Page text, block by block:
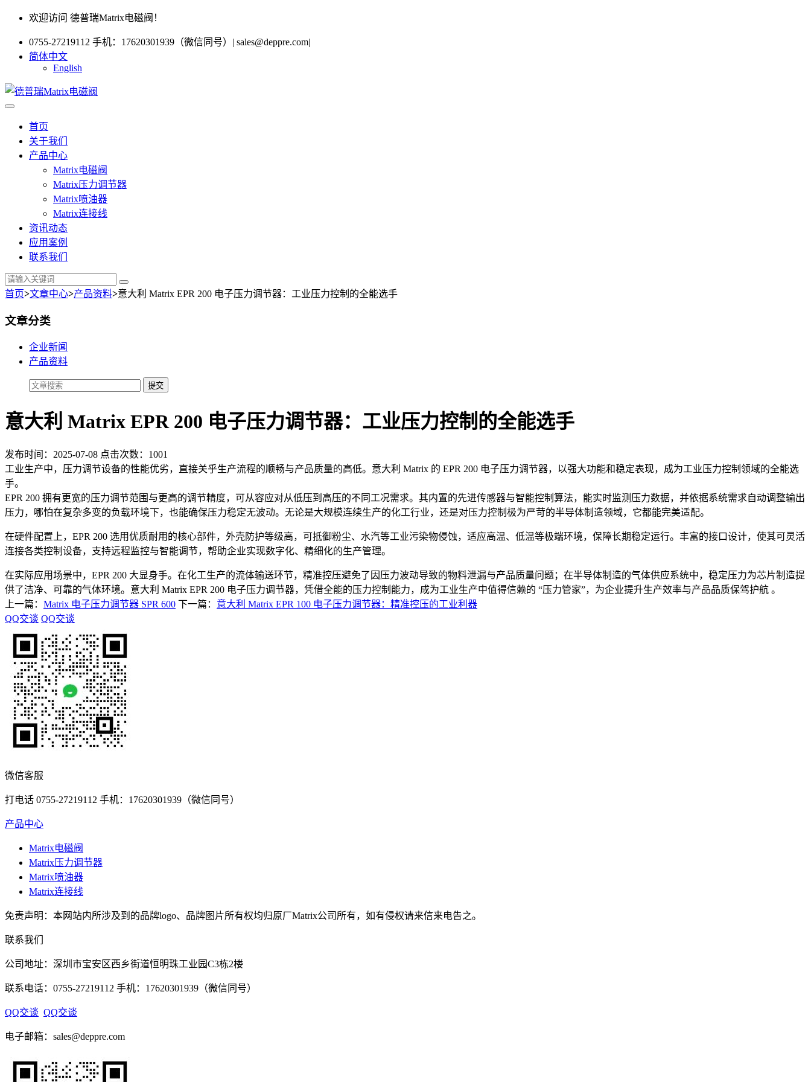
欢迎访问 德普瑞Matrix电磁阀！
0755-27219112 手机：17620301939（微信同号） | sales@deppre.com|
简体中文
English
首页
关于我们
产品中心
Matrix电磁阀
Matrix压力调节器
Matrix喷油器
Matrix连接线
资讯动态
应用案例
联系我们
首页>文章中心>产品资料>意大利 Matrix EPR 200 电子压力调节器：工业压力控制的全能选手
文章分类
企业新闻
产品资料
意大利 Matrix EPR 200 电子压力调节器：工业压力控制的全能选手
发布时间：2025-07-08 点击次数：1001
工业生产中，压力调节设备的性能优劣，直接关乎生产流程的顺畅与产品质量的高低。意大利 Matrix 的 EPR 200 电子压力调节器，以强大功能和稳定表现，成为工业压力控制领域的全能选
手。
EPR 200 拥有更宽的压力调节范围与更高的调节精度，可从容应对从低压到高压的不同工况需求。其内置的先进传感器与智能控制算法，能实时监测压力数据，并依据系统需求自动调整输出
压力，哪怕在复杂多变的负载环境下，也能确保压力稳定无波动。无论是大规模连续生产的化工行业，还是对压力控制极为严苛的半导体制造领域，它都能完美适配。
在硬件配置上，EPR 200 选用优质耐用的核心部件，外壳防护等级高，可抵御粉尘、水汽等工业污染物侵蚀，适应高温、低温等极端环境，保障长期稳定运行。丰富的接口设计，使其可灵活
连接各类控制设备，支持远程监控与智能调节，帮助企业实现数字化、精细化的生产管理。
在实际应用场景中，EPR 200 大显身手。在化工生产的流体输送环节，精准控压避免了因压力波动导致的物料泄漏与产品质量问题；在半导体制造的气体供应系统中，稳定压力为芯片制造提
供了洁净、可靠的气体环境。意大利 Matrix EPR 200 电子压力调节器，凭借全能的压力控制能力，成为工业生产中值得信赖的 “压力管家”，为企业提升生产效率与产品品质保驾护航 。
上一篇： Matrix 电子压力调节器 SPR 600 下一篇： 意大利 Matrix EPR 100 电子压力调节器：精准控压的工业利器
QQ交谈 QQ交谈
微信客服
打电话 0755-27219112 手机：17620301939（微信同号）
产品中心
Matrix电磁阀
Matrix压力调节器
Matrix喷油器
Matrix连接线
免责声明：本网站内所涉及到的品牌logo、品牌图片所有权均归原厂Matrix公司所有，如有侵权请来信来电告之。
联系我们
公司地址：深圳市宝安区西乡街道恒明珠工业园C3栋2楼
联系电话：0755-27219112 手机：17620301939（微信同号）
QQ交谈 QQ交谈
电子邮箱：sales@deppre.com